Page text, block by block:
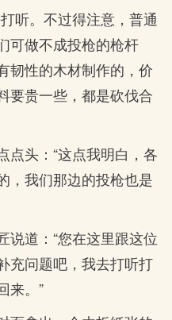
听。不过得注意，普通
可做不成投枪的枪杆
韧性的木材制作的，价
要贵一些，都是砍伐合
点头：“这点我明白，各
，我们那边的投枪也是
说道：“您在这里跟这位
充问题吧，我去打听打
来。”